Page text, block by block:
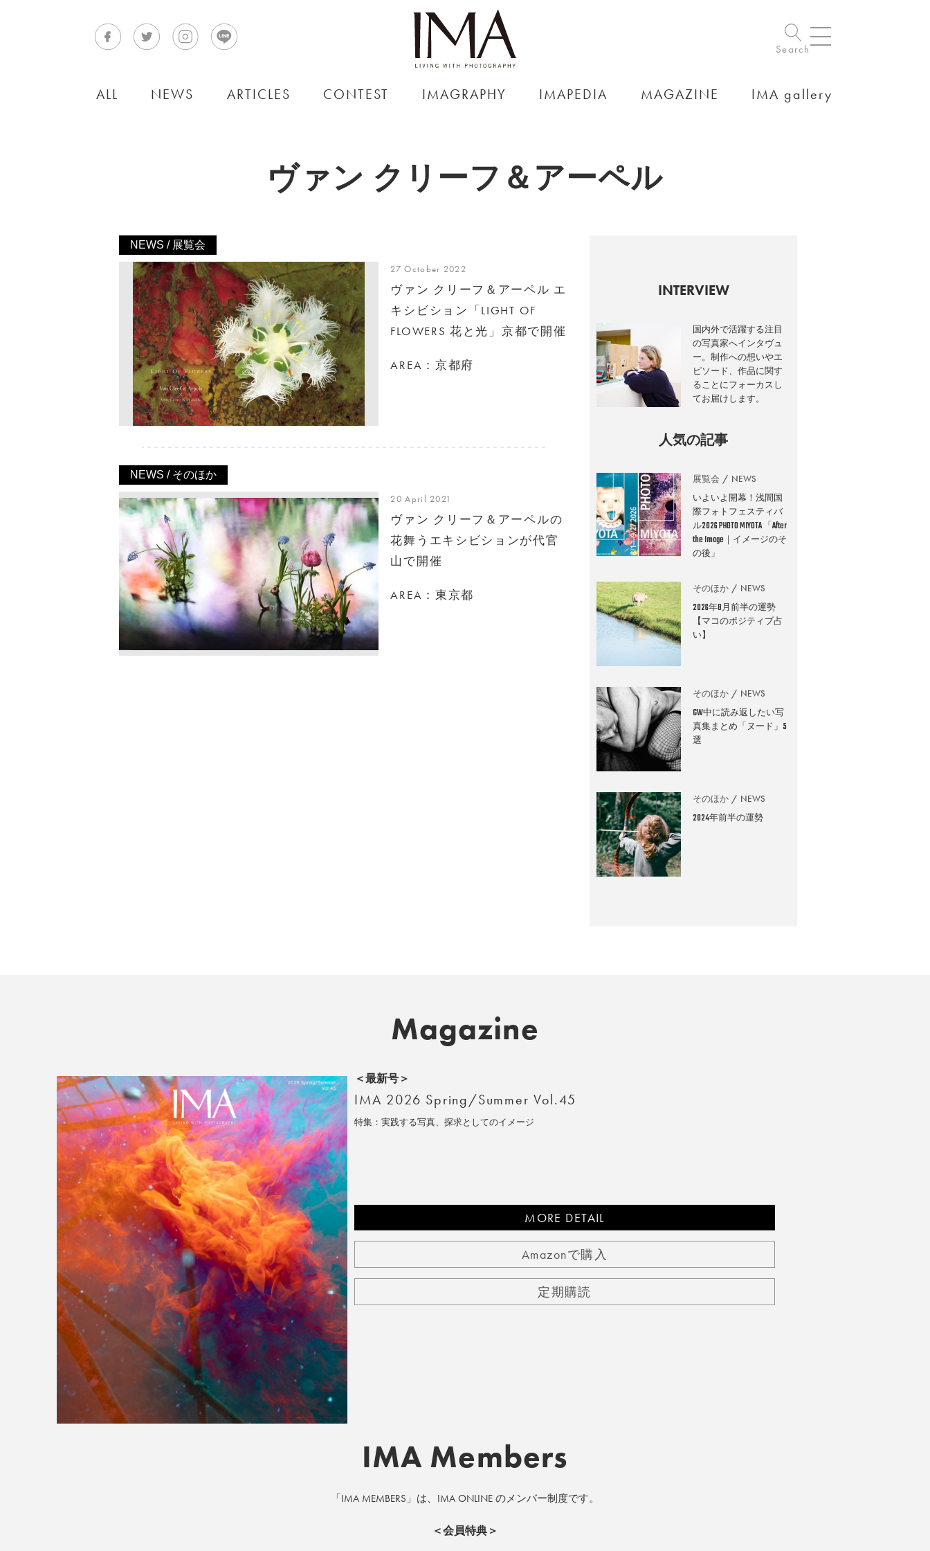
Search
ALL NEWS ARTICLES CONTEST IMAGRAPHY IMAPEDIA MAGAZINE IMA gallery
ヴァン クリーフ＆アーペル
NEWS / 展覧会
27 October 2022
ヴァン クリーフ＆アーペル エ
キシビション「LIGHT OF
FLOWERS 花と光」京都で開催
AREA：京都府
NEWS / そのほか
20 April 2021
ヴァン クリーフ＆アーペルの
花舞うエキシビションが代官
山で開催
AREA：東京都
INTERVIEW
国内外で活躍する注目
の写真家へインタヴュ
ー。制作への想いやエ
ピソード、作品に関す
ることにフォーカスし
てお届けします。
人気の記事
展覧会 NEWS
いよいよ開幕！浅間国
際フォトフェスティバ
ル2026 PHOTO MIYOTA 「After
the Image｜イメージのそ
の後」
そのほか NEWS
2026年8月前半の運勢
【マコのポジティブ占
い】
そのほか NEWS
GW中に読み返したい写
真集まとめ「ヌード」5
選
そのほか NEWS
2024年前半の運勢
Magazine
>>全国の取り扱い店舗
＜最新号＞
IMA 2026 Spring/Summer Vol.45
特集：実践する写真、探求としてのイメージ
MORE DETAIL
Amazonで購入
定期購読
IMA Members
「IMA MEMBERS」は、IMA ONLINE のメンバー制度です。
＜会員特典＞